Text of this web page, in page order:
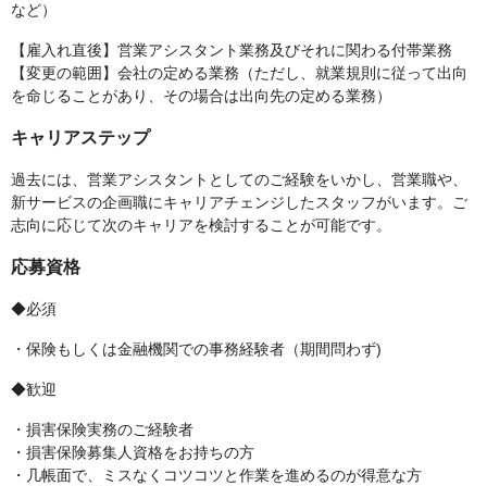
など）
【雇入れ直後】営業アシスタント業務及びそれに関わる付帯業務
【変更の範囲】会社の定める業務（ただし、就業規則に従って出向
を命じることがあり、その場合は出向先の定める業務）
キャリアステップ
過去には、営業アシスタントとしてのご経験をいかし、営業職や、
新サービスの企画職にキャリアチェンジしたスタッフがいます。ご
志向に応じて次のキャリアを検討することが可能です。
応募資格
◆必須
・保険もしくは金融機関での事務経験者（期間問わず)
◆歓迎
・損害保険実務のご経験者
・損害保険募集人資格をお持ちの方
・几帳面で、ミスなくコツコツと作業を進めるのが得意な方